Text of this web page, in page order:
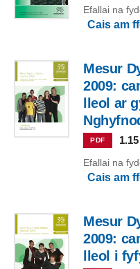
Efallai na
Cais am
Mesur
2009:
lleol ar
PDF
Efallai na
Cais am
Mesur
2009:
lleol i